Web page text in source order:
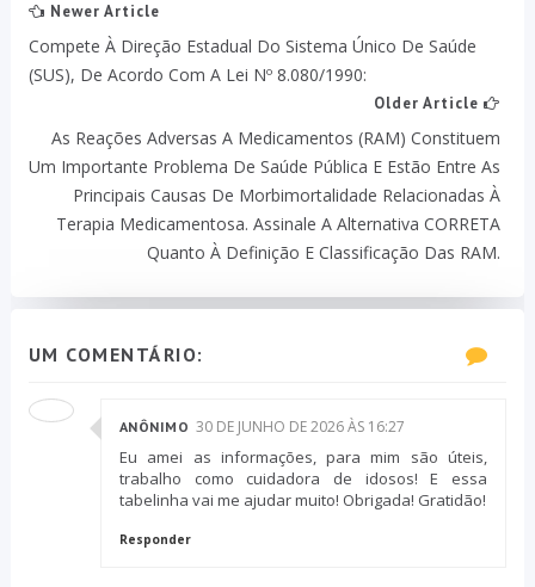
Newer Article
Compete À Direção Estadual Do Sistema Único De Saúde
(SUS), De Acordo Com A Lei Nº 8.080/1990:
Older Article
As Reações Adversas A Medicamentos (RAM) Constituem
Um Importante Problema De Saúde Pública E Estão Entre As
Principais Causas De Morbimortalidade Relacionadas À
Terapia Medicamentosa. Assinale A Alternativa CORRETA
Quanto À Definição E Classificação Das RAM.
UM COMENTÁRIO:
ANÔNIMO 30 DE JUNHO DE 2026 ÀS 16:27
Eu amei as informações, para mim são úteis,
trabalho como cuidadora de idosos! E essa
tabelinha vai me ajudar muito! Obrigada! Gratidão!
Responder